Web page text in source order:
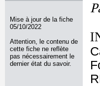
Mise à jour de la fiche
05/10/2022
Attention, le contenu de
cette fiche ne reflète
pas nécessairement le
dernier état du savoir.